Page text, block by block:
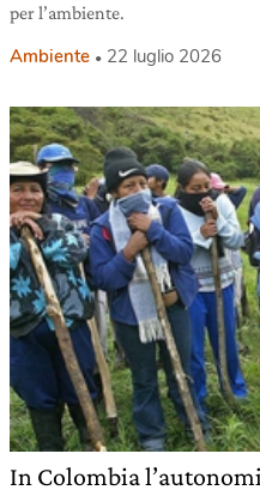
per l’ambiente.
Ambiente 22 luglio 2026
In Colombia